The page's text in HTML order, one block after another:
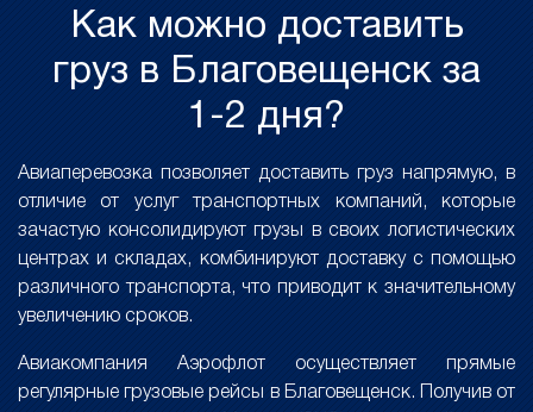
Как можно доставить
груз в Благовещенск за
1-2 дня?
Авиаперевозка позволяет доставить груз напрямую, в
отличие от услуг транспортных компаний, которые
зачастую консолидируют грузы в своих логистических
центрах и складах, комбинируют доставку с помощью
различного транспорта, что приводит к значительному
увеличению сроков.
Авиакомпания Аэрофлот осуществляет прямые
регулярные грузовые рейсы в Благовещенск. Получив от